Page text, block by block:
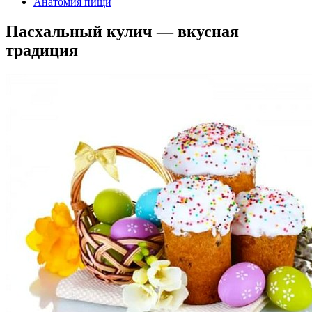
Пасхальный кулич — вкусная
традиция